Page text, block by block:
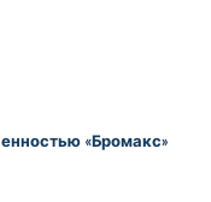
«Бромакс»